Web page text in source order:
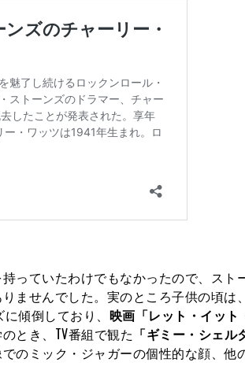
っていたわけでもなかったので、スト
ませんでした。実のところ子供の頃は
傾倒しており、 映画「レット・イット
とき、TV番組で観た 「ギミー・シェル
のミック・ジャガーの個性的な顔、他